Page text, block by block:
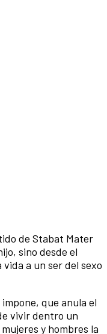
de Stabat Mater
sino desde el
a un ser del sexo
que anula el
vivir dentro un
y hombres la